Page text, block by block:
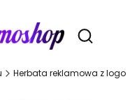
Otwórz
Herbata reklamowa z logo